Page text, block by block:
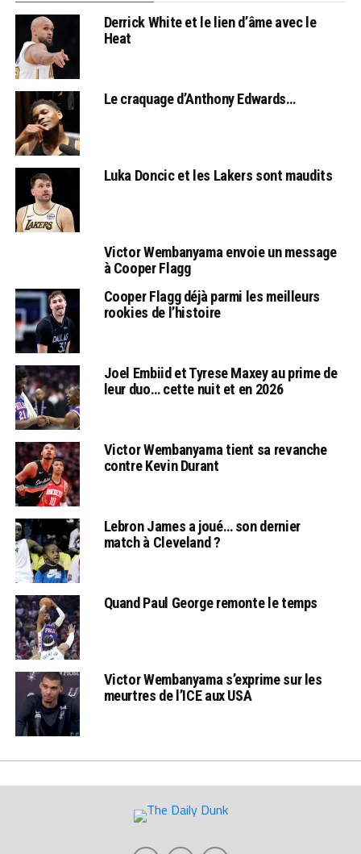
Derrick White et le lien d’âme avec le
Heat
Le craquage d’Anthony Edwards…
Luka Doncic et les Lakers sont maudits
Victor Wembanyama envoie un message
à Cooper Flagg
Cooper Flagg déjà parmi les meilleurs
rookies de l’histoire
Joel Embiid et Tyrese Maxey au prime de
leur duo… cette nuit et en 2026
Victor Wembanyama tient sa revanche
contre Kevin Durant
Lebron James a joué… son dernier
match à Cleveland ?
Quand Paul George remonte le temps
Victor Wembanyama s’exprime sur les
meurtres de l’ICE aux USA